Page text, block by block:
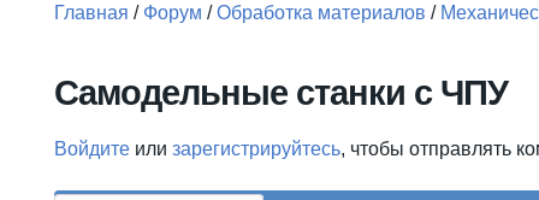
Главная / Форум /Обработка материалов /
Самодельные станки с ЧПУ
Войдите или зарегистрируйтесь, чтобы отправлять